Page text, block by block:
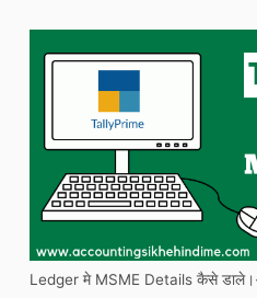
Ledger मे MSME Details कैसे